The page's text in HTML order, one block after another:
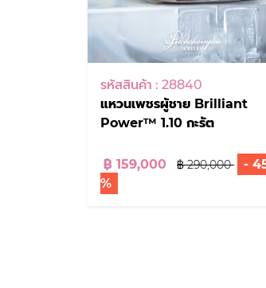
รหัสสินค้า : 28840
แหวนเพชรผู้ชาย Brilliant
Power™ 1.10 กะรัต
฿ 159,000 ฿ 290,000
-
%